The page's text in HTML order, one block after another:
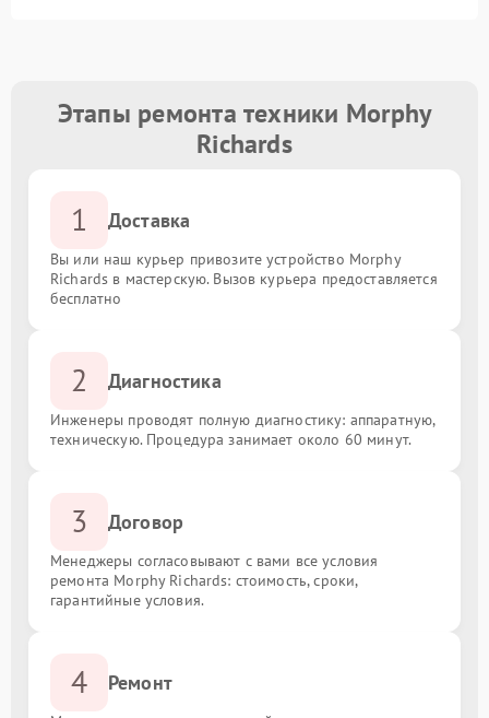
Этапы ремонта техники Morphy
Richards
1 Доставка
Вы или наш курьер привозите устройство Morphy
Richards в мастерскую. Вызов курьера предоставляется
бесплатно
2 Диагностика
Инженеры проводят полную диагностику: аппаратную,
техническую. Процедура занимает около 60 минут.
3 Договор
Менеджеры согласовывают с вами все условия
ремонта Morphy Richards: стоимость, сроки,
гарантийные условия.
4 Ремонт